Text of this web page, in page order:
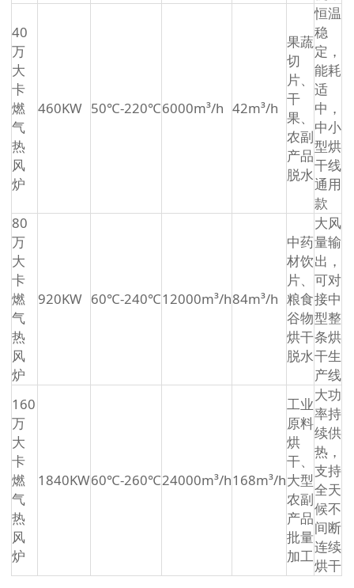
40
万
大
卡
燃
气
热
风
炉
460KW 50℃-220℃6000m³/h 42m³/h
果蔬
切
片、
干
果、
农副
产品
脱水
恒温
稳
定，
能耗
适
中，
中小
型烘
干线
通用
款
80
万
大
卡
燃
气
热
风
炉
920KW 60℃-240℃12000m³/h84m³/h
中药
材饮
片、
粮食
谷物
烘干
脱水
大风
量输
出，
可对
接中
型整
条烘
干生
产线
160
万
大
卡
燃
气
热
风
炉
1840KW60℃-260℃24000m³/h168m³/h
工业
原料
烘
干、
大型
农副
产品
批量
加工
大功
率持
续供
热，
支持
全天
候不
间断
连续
烘干